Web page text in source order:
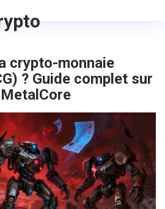
crypto-monnaie
? Guide complet sur